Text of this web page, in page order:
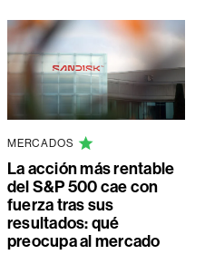
MERCADOS
La acción más rentable
del S&P 500 cae con
fuerza tras sus
resultados: qué
preocupa al mercado